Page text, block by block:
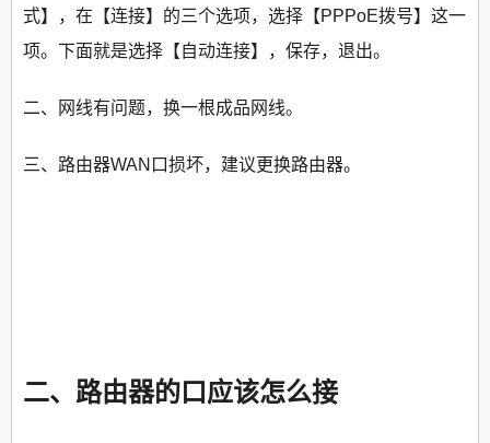
式】，在【连接】的三个选项，选择【PPPoE拨号】这一
项。下面就是选择【自动连接】，保存，退出。
二、网线有问题，换一根成品网线。
三、路由器WAN口损坏，建议更换路由器。
二、路由器的口应该怎么接